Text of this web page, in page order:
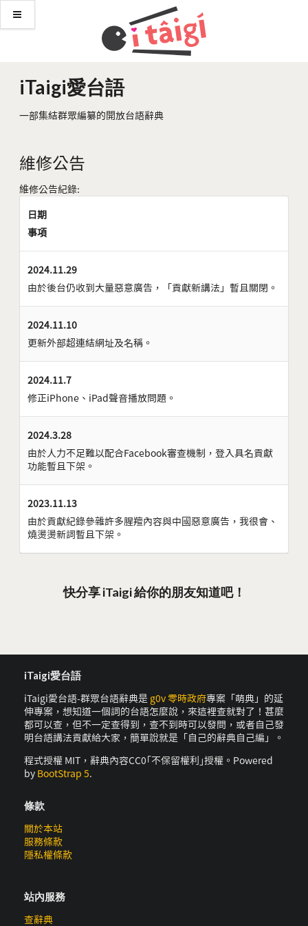
iTaigi愛台語
一部集結群眾編纂的開放台語辭典
維修公告
維修公告紀錄:
日期
事項
2024.11.29
由於後台仍收到大量惡意廣告，「貢獻新講法」暫且關閉。
2024.11.10
更新外部超連結網址及名稱。
2024.11.7
修正iPhone、iPad聲音播放問題。
2024.3.28
由於人力不足難以配合Facebook審查機制，登入具名貢獻
功能暫且下架。
2023.11.13
由於貢獻紀錄參雜許多腥羶內容與中國惡意廣告，我很會、
燒燙燙新詞暫且下架。
快分享 iTaigi 給你的朋友知道吧！
iTaigi愛台語
iTaigi愛台語-群眾台語辭典是 g0v 零時政府專案「萌典」的延
伸專案，想知道一個詞的台語怎麼說，來這裡查就對了！甚麼
都可以查，但不一定查得到，查不到時可以發問，或者自己發
明台語講法貢獻給大家，簡單說就是「自己的辭典自己編」。
程式授權 MIT，辭典內容CC0｢不保留權利｣授權。Powered
by BootStrap 5.
條款
關於本站
服務條款
隱私權條款
站內服務
查辭典